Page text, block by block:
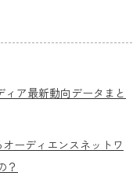
ィア最新動向データまと
ーディエンスネットワ
？